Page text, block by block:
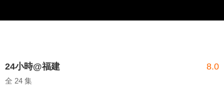
24小時@福建 8.0
全 24 集